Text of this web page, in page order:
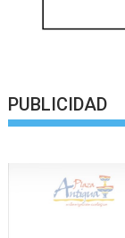
PUBLICIDAD